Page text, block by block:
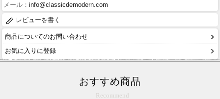
メール： info@classicdemodern.com
レビューを書く
商品についてのお問い合わせ
お気に入りに登録
おすすめ商品
Recommend